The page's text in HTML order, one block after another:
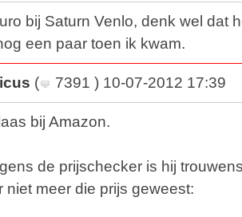
bij Saturn Venlo, denk wel dat
een paar toen ik kwam.
( 7391 ) 10-07-2012 17:39
bij Amazon.
de prijschecker is hij
niet meer die prijs geweest: